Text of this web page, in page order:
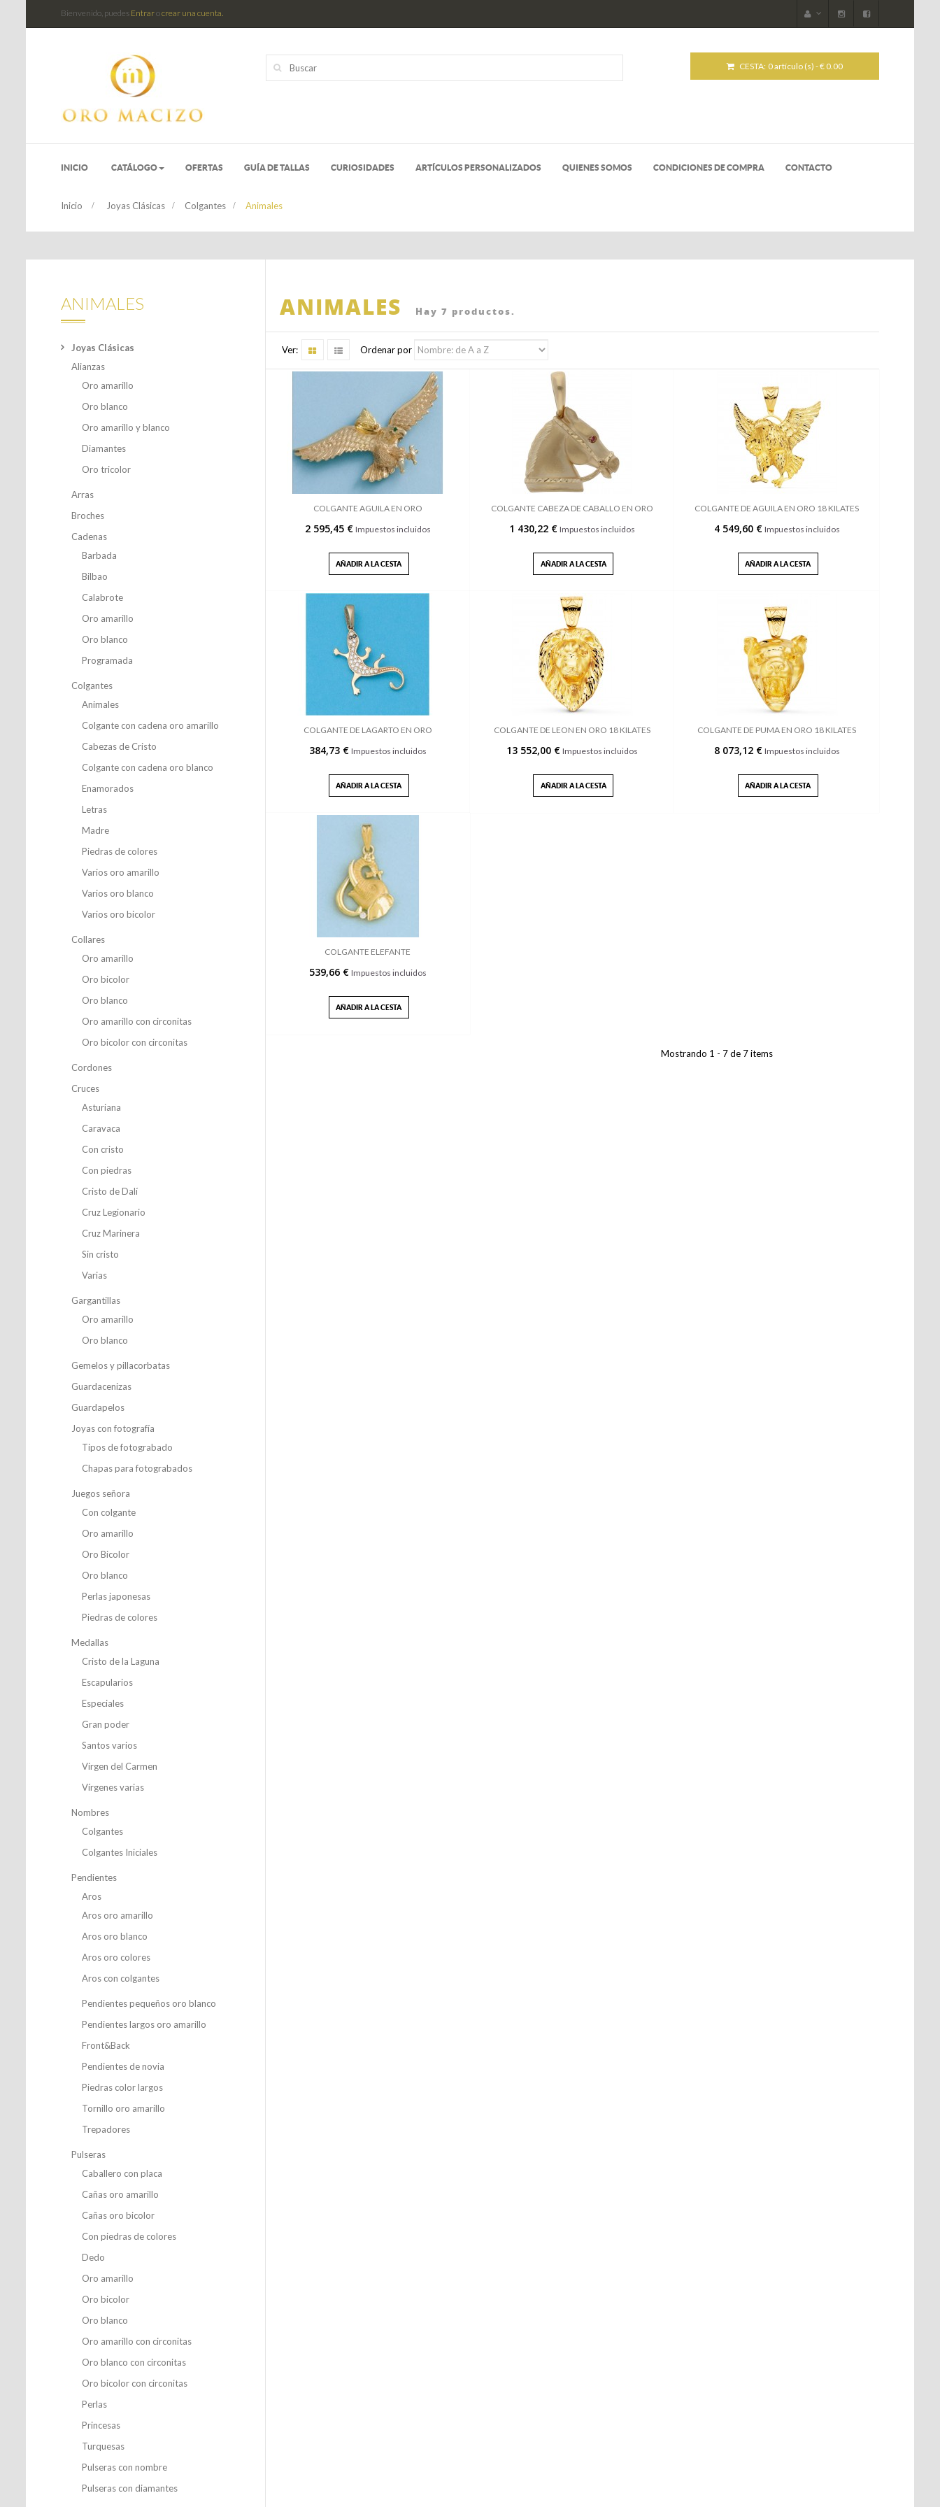
Bienvenido, puedes Entrarocrear una cuenta.
CESTA: 0 artículo (s) - € 0.00
INICIO CATÁLOGO OFERTAS GUÍA DE TALLAS CURIOSIDADES ARTÍCULOS PERSONALIZADOS QUIENES SOMOS CONDICIONES DE COMPRA CONTACTO
Inicio > Joyas Clásicas > Colgantes > Animales
ANIMALES
Joyas Clásicas
Alianzas
Oro amarillo
Oro blanco
Oro amarillo y blanco
Diamantes
Oro tricolor
Arras
Broches
Cadenas
Barbada
Bilbao
Calabrote
Oro amarillo
Oro blanco
Programada
Colgantes
Animales
Colgante con cadena oro amarillo
Cabezas de Cristo
Colgante con cadena oro blanco
Enamorados
Letras
Madre
Piedras de colores
Varios oro amarillo
Varios oro blanco
Varios oro bicolor
Collares
Oro amarillo
Oro bicolor
Oro blanco
Oro amarillo con circonitas
Oro bicolor con circonitas
Cordones
Cruces
Asturiana
Caravaca
Con cristo
Con piedras
Cristo de Dalí
Cruz Legionario
Cruz Marinera
Sin cristo
Varias
Gargantillas
Oro amarillo
Oro blanco
Gemelos y pillacorbatas
Guardacenizas
Guardapelos
Joyas con fotografía
Tipos de fotograbado
Chapas para fotograbados
Juegos señora
Con colgante
Oro amarillo
Oro Bicolor
Oro blanco
Perlas japonesas
Piedras de colores
Medallas
Cristo de la Laguna
Escapularios
Especiales
Gran poder
Santos varios
Virgen del Carmen
Vírgenes varias
Nombres
Colgantes
Colgantes Iniciales
Pendientes
Aros
Aros oro amarillo
Aros oro blanco
Aros oro colores
Aros con colgantes
Pendientes pequeños oro blanco
Pendientes largos oro amarillo
Front&Back
Pendientes de novia
Piedras color largos
Tornillo oro amarillo
Trepadores
Pulseras
Caballero con placa
Cañas oro amarillo
Cañas oro bicolor
Con piedras de colores
Dedo
Oro amarillo
Oro bicolor
Oro blanco
Oro amarillo con circonitas
Oro blanco con circonitas
Oro bicolor con circonitas
Perlas
Princesas
Turquesas
Pulseras con nombre
Pulseras con diamantes
ANIMALES Hay 7 productos.
Ver: Ordenar por
COLGANTE AGUILA EN ORO
2 595,45 € Impuestos incluidos
AÑADIR A LA CESTA
COLGANTE CABEZA DE CABALLO EN ORO
1 430,22 € Impuestos incluidos
AÑADIR A LA CESTA
COLGANTE DE AGUILA EN ORO 18 KILATES
4 549,60 € Impuestos incluidos
AÑADIR A LA CESTA
COLGANTE DE LAGARTO EN ORO
384,73 € Impuestos incluidos
AÑADIR A LA CESTA
COLGANTE DE LEON EN ORO 18 KILATES
13 552,00 € Impuestos incluidos
AÑADIR A LA CESTA
COLGANTE DE PUMA EN ORO 18 KILATES
8 073,12 € Impuestos incluidos
AÑADIR A LA CESTA
COLGANTE ELEFANTE
539,66 € Impuestos incluidos
AÑADIR A LA CESTA
Mostrando 1 - 7 de 7 items